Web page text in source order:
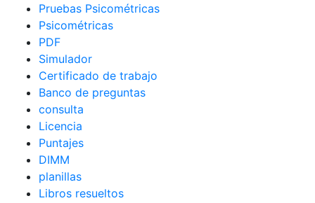
Pruebas Psicométricas
Psicométricas
PDF
Simulador
Certificado de trabajo
Banco de preguntas
consulta
Licencia
Puntajes
DIMM
planillas
Libros resueltos